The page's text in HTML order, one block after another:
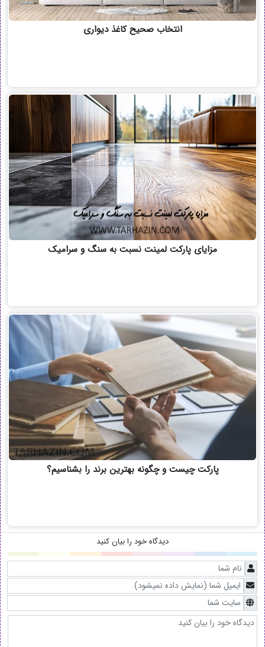
انتخاب صحيح كاغذ ديواری
مزایای پارکت لمینت نسبت به سنگ و سرامیک
پارکت چیست و چگونه بهترین برند را بشناسیم؟
دیدگاه خود را بیان کنید